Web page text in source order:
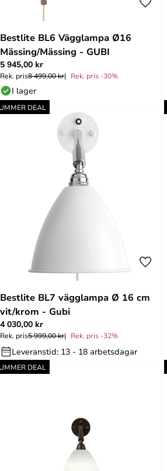
Bestlite BL6 Vägglampa Ø16
Mässing/Mässing - GUBI
5 945,00 kr
Rek. pris8 499,00 kr Rek. pris -30%
I lager
DEAL
Bestlite BL7 vägglampa Ø 16 cm
vit/krom - Gubi
4 030,00 kr
Rek. pris5 999,00 kr Rek. pris -32%
Leveranstid: 13 - 18 arbetsdagar
DEAL